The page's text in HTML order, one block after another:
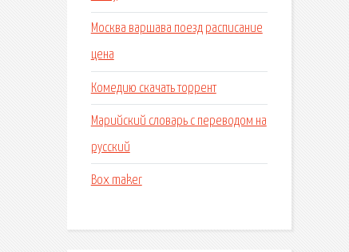
Москва варшава поезд расписание
цена
Комедию скачать торрент
Марийский словарь с переводом на
русский
Box maker